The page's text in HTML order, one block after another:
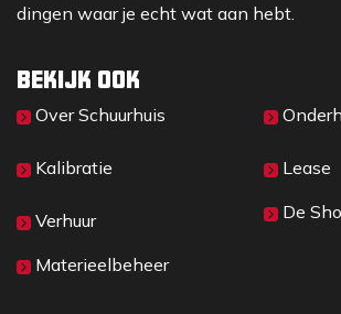
dingen waar je echt wat aan hebt.
Bekijk ook
Over Sc​huurhuis
Kalibratie
Verhuur
Materieelbeheer
Lease
De